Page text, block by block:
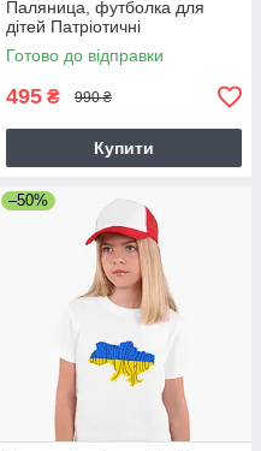
Паляница, футболка для
дітей Патріотичні
Готово до відправки
495 ₴ 990 ₴
Купити
–50%